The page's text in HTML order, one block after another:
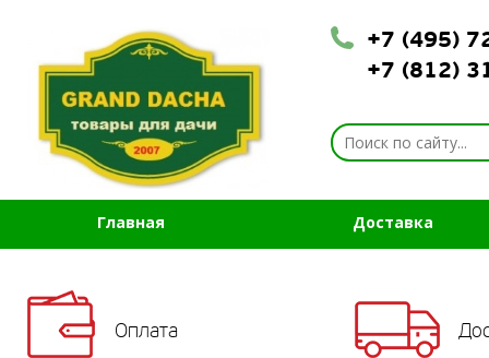
+7 (495)
+7 (812)
Главная Доставка
Оплата